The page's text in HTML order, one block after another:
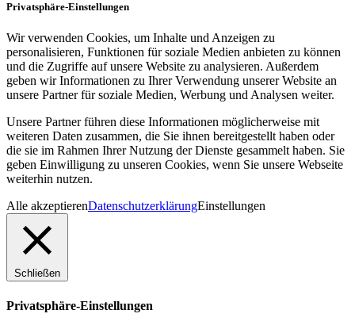
Privatsphäre-Einstellungen
Wir verwenden Cookies, um Inhalte und Anzeigen zu
personalisieren, Funktionen für soziale Medien anbieten zu können
und die Zugriffe auf unsere Website zu analysieren. Außerdem
geben wir Informationen zu Ihrer Verwendung unserer Website an
unsere Partner für soziale Medien, Werbung und Analysen weiter.
Unsere Partner führen diese Informationen möglicherweise mit
weiteren Daten zusammen, die Sie ihnen bereitgestellt haben oder
die sie im Rahmen Ihrer Nutzung der Dienste gesammelt haben. Sie
geben Einwilligung zu unseren Cookies, wenn Sie unsere Webseite
weiterhin nutzen.
Alle akzeptierenDatenschutzerklärungEinstellungen
Schließen
Privatsphäre-Einstellungen